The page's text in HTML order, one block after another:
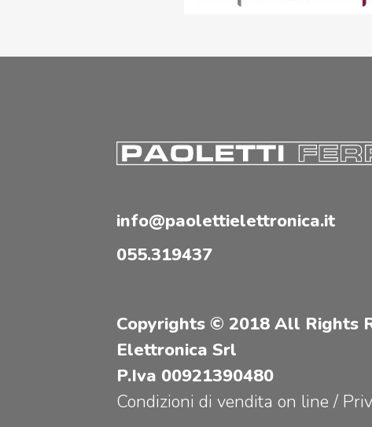
info@paolettielettronica.it
055.319437
Copyrights © 2018 All Rights
Elettronica Srl
P.Iva 00921390480
Condizioni di vendita on line /